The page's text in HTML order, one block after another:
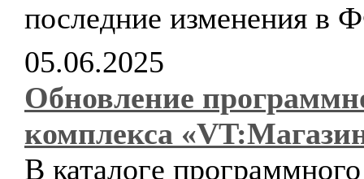
последние изменения в
05.06.2025
Обновление
комплекса
В каталоге программного